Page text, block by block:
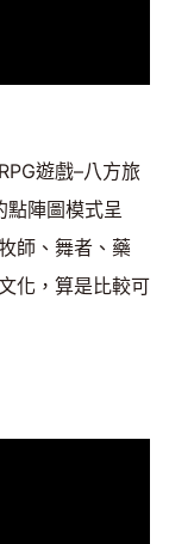
遊戲–八方旅
陣圖模式呈
師、舞者、藥
化，算是比較可